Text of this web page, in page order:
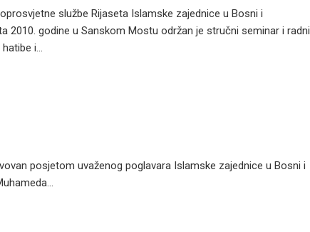
službe Rijaseta Islamske zajednice u Bosni i
2010. godine u Sanskom Mostu održan je stručni seminar i radni
i...
posjetom uvaženog poglavara Islamske zajednice u Bosni i